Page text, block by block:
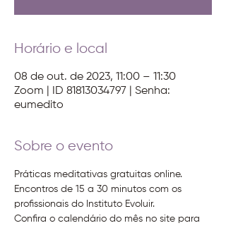
Horário e local
08 de out. de 2023, 11:00 – 11:30
Zoom | ID 81813034797 | Senha:
eumedito
Sobre o evento
Práticas meditativas gratuitas online.
Encontros de 15 a 30 minutos com os
profissionais do Instituto Evoluir.
Confira o calendário do mês no site para